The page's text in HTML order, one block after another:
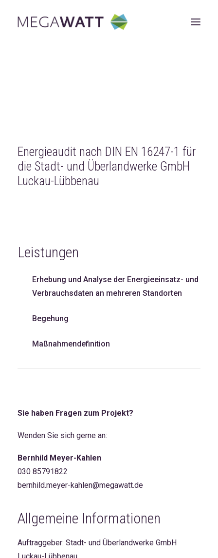
Energieaudit nach DIN EN 16247-1 für
die Stadt- und Überlandwerke GmbH
Luckau-Lübbenau
Leistungen
Erhebung und Analyse der Energieeinsatz- und
Verbrauchsdaten an mehreren Standorten
Begehung
Maßnahmendefinition
Sie haben Fragen zum Projekt?
Wenden Sie sich gerne an:
Bernhild Meyer-Kahlen
030 85791822
bernhild.meyer-kahlen@megawatt.de
Allgemeine Informationen
Auftraggeber: Stadt- und Überlandwerke GmbH